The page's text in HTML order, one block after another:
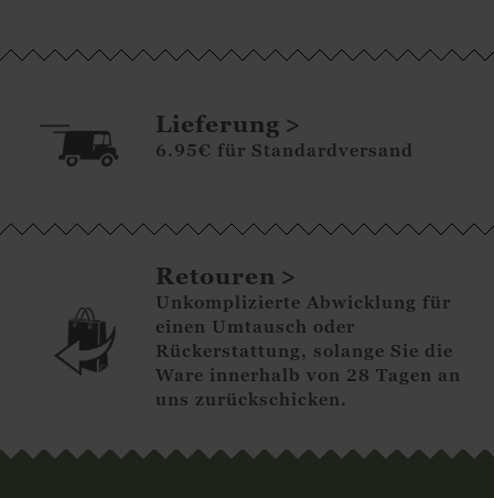
Lieferung
6.95€ für Standardversand
Retouren
Unkomplizierte Abwicklung für
einen Umtausch oder
Rückerstattung, solange Sie die
Ware innerhalb von 28 Tagen an
uns zurückschicken.